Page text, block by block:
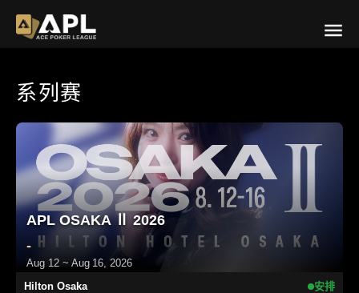
系列赛
APL OSAKA Ⅱ 2026
-
Aug 12 ~ Aug 16, 2026
Hilton Osaka
安排